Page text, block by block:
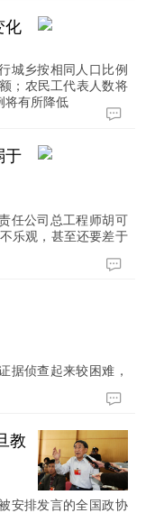
化
城乡按相同人口比例
；农民工代表人数将
将有所降低
于
任公司总工程师胡可
乐观，甚至还要差于
据侦查起来较困难，
教
安排发言的全国政协